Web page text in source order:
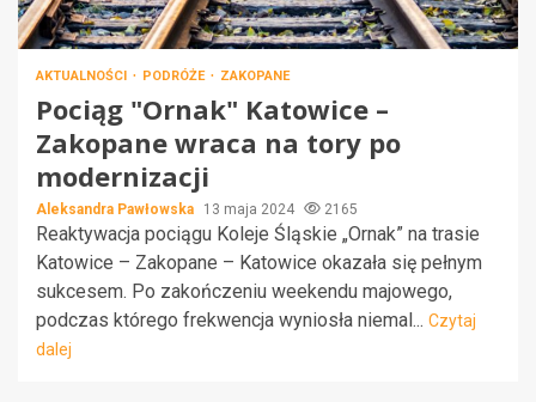
AKTUALNOŚCI PODRÓŻE ZAKOPANE
Pociąg "Ornak" Katowice –
Zakopane wraca na tory po
modernizacji
Aleksandra Pawłowska 13 maja 2024 2165
Reaktywacja pociągu Koleje Śląskie „Ornak” na trasie
Katowice – Zakopane – Katowice okazała się pełnym
sukcesem. Po zakończeniu weekendu majowego,
podczas którego frekwencja wyniosła niemal... Czytaj
dalej